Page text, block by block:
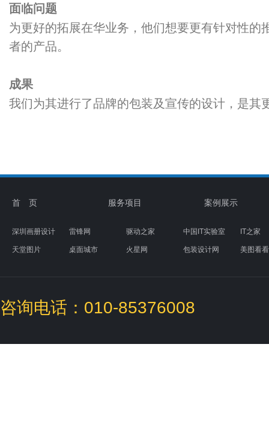
面临问题
为更好的拓展在华业务，他们想要更有针对性的
者的产品。
成果
我们为其进行了品牌的包装及宣传的设计，是其
首 页 服务项目 案例展示
深圳画册设计 雷锋网 驱动之家 中国IT实验室 IT之家
天堂图片 桌面城市 火星网 包装设计网 美图看看
咨询电话：010-85376008